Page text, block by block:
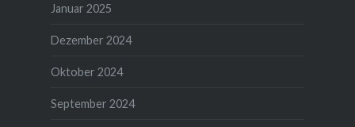
Januar 2025
Dezember 2024
Oktober 2024
September 2024